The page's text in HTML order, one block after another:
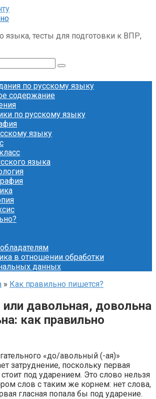
языка, тесты для подготовки к ВПР,
по русскому языку
содержание
по русскому языку
языку
языка
в отношении обработки
данных
» Как правильно пишется?
давольная, довольна
как правильно
«до/авольный (-ая)»
затруднение, поскольку первая
под ударением. Это слово нельзя
слов с таким же корнем: нет слова,
гласная попала бы под ударение.